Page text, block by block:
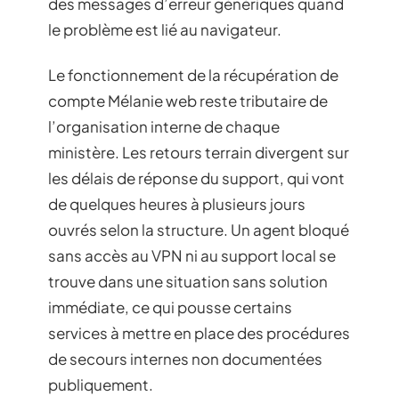
le problème est lié au navigateur.
Le fonctionnement de la récupération de
compte Mélanie web reste tributaire de
l’organisation interne de chaque
ministère. Les retours terrain divergent sur
les délais de réponse du support, qui vont
de quelques heures à plusieurs jours
ouvrés selon la structure. Un agent bloqué
sans accès au VPN ni au support local se
trouve dans une situation sans solution
immédiate, ce qui pousse certains
services à mettre en place des procédures
de secours internes non documentées
publiquement.